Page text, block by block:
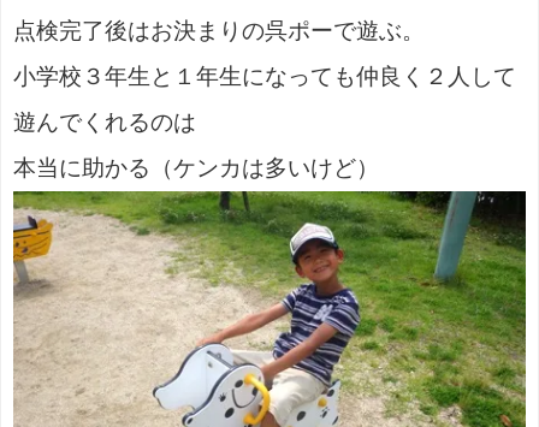
点検完了後はお決まりの呉ポーで遊ぶ。
小学校３年生と１年生になっても仲良く２人して
遊んでくれるのは
本当に助かる（ケンカは多いけど）